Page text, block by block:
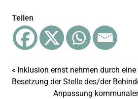
Teilen
Gesundheit
Luftreinhaltung
Beitragsnavigation
Vorheriger
Beitrag:
Inklusion ernst nehmen durch
Besetzung der Stelle des/der
Nächster
Anpassung